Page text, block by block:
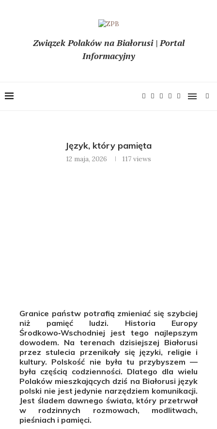
Związek Polaków na Białorusi | Portal
Informacyjny
Język, który pamięta
12 maja, 2026 117 views
Granice państw potrafią zmieniać się szybciej
niż pamięć ludzi. Historia Europy
Środkowo‑Wschodniej jest tego najlepszym
dowodem. Na terenach dzisiejszej Białorusi
przez stulecia przenikały się języki, religie i
kultury. Polskość nie była tu przybyszem —
była częścią codzienności. Dlatego dla wielu
Polaków mieszkających dziś na Białorusi język
polski nie jest jedynie narzędziem komunikacji.
Jest śladem dawnego świata, który przetrwał
w rodzinnych rozmowach, modlitwach,
pieśniach i pamięci.